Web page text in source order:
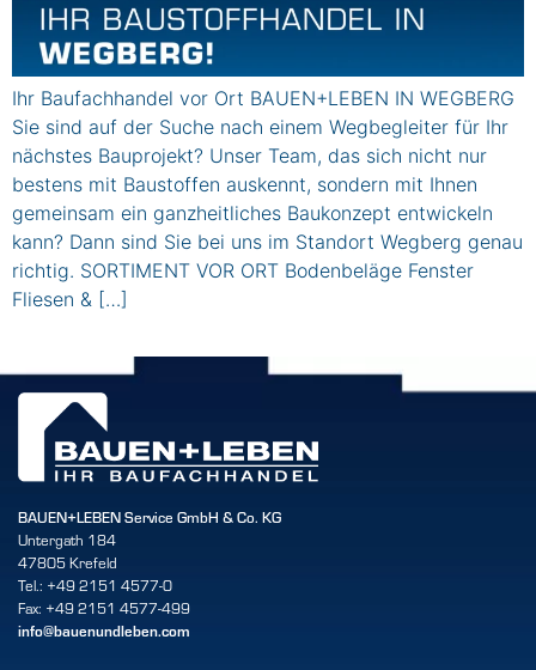
Ihr Baufachhandel vor Ort BAUEN+LEBEN IN WEGBERG
Sie sind auf der Suche nach einem Wegbegleiter für Ihr
nächstes Bauprojekt? Unser Team, das sich nicht nur
bestens mit Baustoffen auskennt, sondern mit Ihnen
gemeinsam ein ganzheitliches Baukonzept entwickeln
kann? Dann sind Sie bei uns im Standort Wegberg genau
richtig. SORTIMENT VOR ORT Bodenbeläge Fenster
Fliesen & […]
BAUEN+LEBEN Service GmbH & Co. KG
Untergath 184
47805 Krefeld
Tel.: +49 2151 4577-0
Fax: +49 2151 4577-499
info@bauenundleben.com